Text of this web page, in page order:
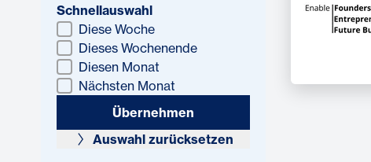
Schnellauswahl
Diese Woche
Dieses Wochenende
Diesen Monat
Nächsten Monat
Übernehmen
Auswahl zurücksetzen